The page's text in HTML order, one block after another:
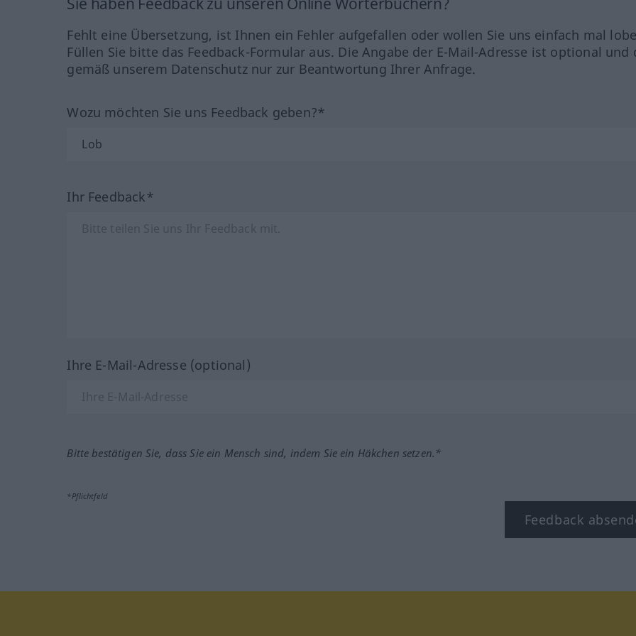
Fehlt eine Übersetzung, ist Ihnen ein Fehler aufgefallen oder wollen Sie uns einfach mal
Füllen Sie bitte das Feedback-Formular aus. Die Angabe der E-Mail-Adresse ist optional und
gemäß unserem Datenschutz nur zur Beantwortung Ihrer Anfrage.
Wozu möchten Sie uns Feedback geben?*
Ihr Feedback*
Ihre E-Mail-Adresse (optional)
Bitte bestätigen Sie, dass Sie ein Mensch sind, indem Sie ein Häkchen setzen.*
*Pflichtfeld
Feedback